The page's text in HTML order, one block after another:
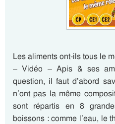
Les aliments ont-ils tous le
– Vidéo – Apis & ses
question, il faut d’abord
n’ont pas la même
sont répartis en 8
boissons : comme l’eau, le